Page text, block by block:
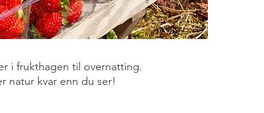
i frukthagen til overnatting.
natur kvar enn du ser!